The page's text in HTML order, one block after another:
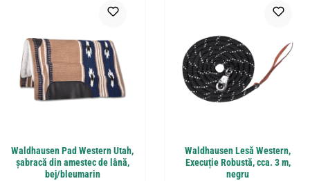
Waldhausen Pad Western Utah,
șabracă din amestec de lână,
bej/bleumarin
Waldhausen Lesă Western,
Execuție Robustă, cca. 3 m,
negru